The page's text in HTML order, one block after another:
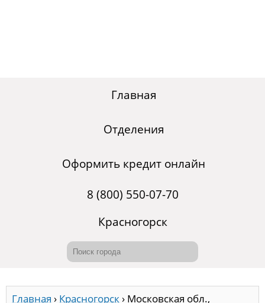
Главная
Отделения
Оформить кредит онлайн
8 (800) 550-07-70
Красногорск
Главная › Красногорск› Московская обл.,